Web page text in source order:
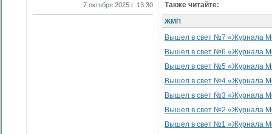
7 октября 2025 г. 13:30
Также читайте:
ЖМП
Вышел в свет №7 «Журнала
Вышел в свет №6 «Журнала
Вышел в свет №5 «Журнала
Вышел в свет №4 «Журнала
Вышел в свет №3 «Журнала
Вышел в свет №2 «Журнала
Вышел в свет №1 «Журнала